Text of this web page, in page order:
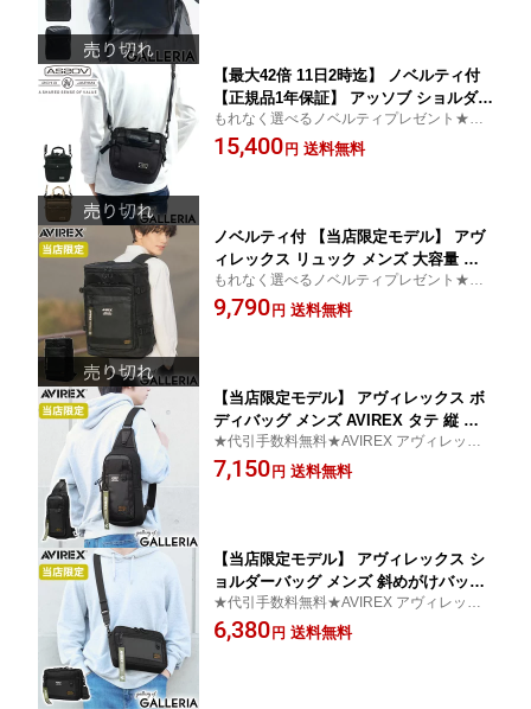
【最大42倍 11日2時迄】 ノベルティ付
【正規品1年保証】 アッソブ ショルダー
バッグ AS2OV 巾着バッグ 巾着ショル
ダー EXCLUSIVE BALLISTIC NYLON
もれなく選べるノベルティプレゼント★代
引手数料無料★アッソブ AS2OV バッグ 巾
着バッグ 巾着ショルダー
15,400 円 送料無料
ノベルティ付 【当店限定モデル】 アヴ
ィレックス リュック メンズ 大容量 通
学 レディース AVIREX アビレックス お
しゃれ リュックサック A3 B4 A4 PC収
もれなく選べるノベルティプレゼント★代
引手数料無料★アビレックス アヴィレック
ス AVIREX リュック 大容量
9,790 円 送料無料
【当店限定モデル】 アヴィレックス ボ
ディバッグ メンズ AVIREX タテ 縦 ワ
ンショルダー 斜めがけ 斜めがけ ショル
ダーバッグ A5 軽量 軽い 別注 リミテッ
★代引手数料無料★AVIREX アヴィレック
ス ボディバッグ アビレックス 限定
7,150 円 送料無料
【当店限定モデル】 アヴィレックス シ
ョルダーバッグ メンズ 斜めがけバッグ
大人 軽量 小さめ AVIREX A5 ミニショ
ルダー 小さい 横型 軽量 軽い 黒 別注 リ
★代引手数料無料★AVIREX アヴィレック
ス ショルダーバッグ アビレックス 限定
6,380 円 送料無料